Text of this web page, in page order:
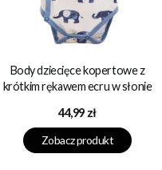
Body dziecięce kopertowe z
krótkim rękawem ecru w słonie
Cena
44,99 zł
Zobacz produkt